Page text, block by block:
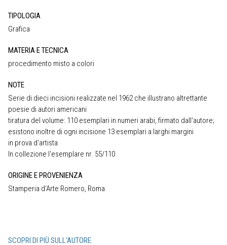
TIPOLOGIA
Grafica
MATERIA E TECNICA
procedimento misto a colori
NOTE
Serie di dieci incisioni realizzate nel 1962 che illustrano altrettante
poesie di autori americani
tiratura del volume: 110 esemplari in numeri arabi, firmato dall‘autore;
esistono inoltre di ogni incisione 13 esemplari a larghi margini
in prova d‘artista
In collezione l‘esemplare nr. 55/110
ORIGINE E PROVENIENZA
Stamperia d‘Arte Romero, Roma
SCOPRI DI PIÙ SULL'AUTORE